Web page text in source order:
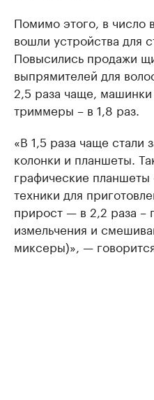
Помимо этого, в число
вошли устройства для
Повысились продажи
выпрямителей для
2,5 раза чаще,
триммеры – в 1,8 раз.
«В 1,5 раза чаще стали
колонки и планшеты.
графические
техники для
прирост — в 2,2 раза –
измельчения и
миксеры)», —